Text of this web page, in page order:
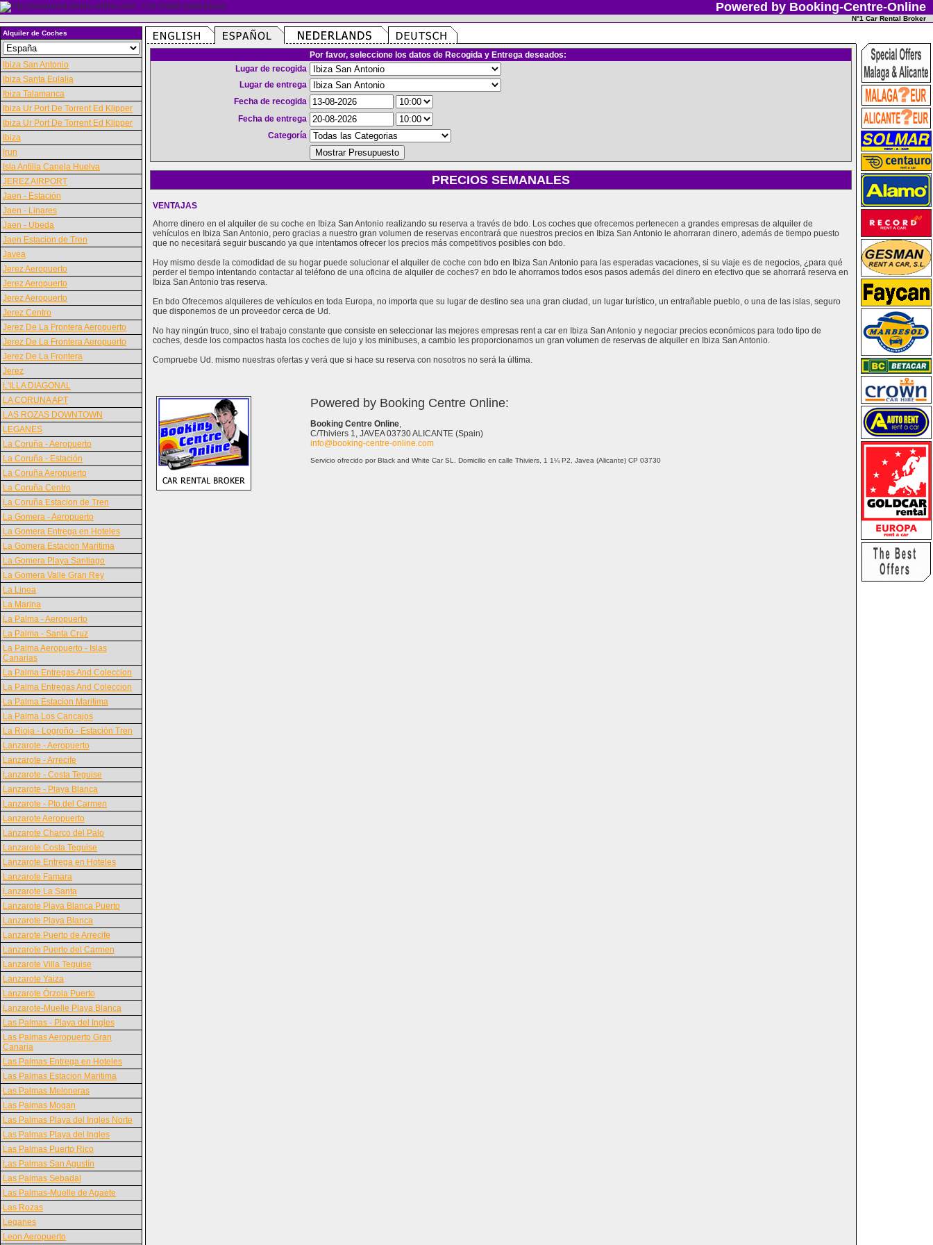
Powered by Booking-Centre-Online
N°1 Car Rental Broker
Alquiler de Coches
Ibiza San Antonio
Ibiza Santa Eulalia
Ibiza Talamanca
Ibiza Ur Port De Torrent Ed Klipper
Ibiza Ur Port De Torrent Ed Klipper
Ibiza
Irun
Isla Antilla Canela Huelva
JEREZ AIRPORT
Jaen - Estación
Jaen - Linares
Jaen - Ubeda
Jaen Estacion de Tren
Javea
Jerez Aeropuerto
Jerez Aeropuerto
Jerez Aeropuerto
Jerez Centro
Jerez De La Frontera Aeropuerto
Jerez De La Frontera Aeropuerto
Jerez De La Frontera
Jerez
L'ILLA DIAGONAL
LA CORUNA APT
LAS ROZAS DOWNTOWN
LEGANES
La Coruña - Aeropuerto
La Coruña - Estación
La Coruña Aeropuerto
La Coruña Centro
La Coruña Estacion de Tren
La Gomera - Aeropuerto
La Gomera Entrega en Hoteles
La Gomera Estacion Maritima
La Gomera Playa Santiago
La Gomera Valle Gran Rey
La Linea
La Marina
La Palma - Aeropuerto
La Palma - Santa Cruz
La Palma Aeropuerto - Islas
Canarias
La Palma Entregas And Coleccion
La Palma Entregas And Coleccion
La Palma Estacion Maritima
La Palma Los Cancajos
La Rioja - Logroño - Estación Tren
Lanzarote - Aeropuerto
Lanzarote - Arrecife
Lanzarote - Costa Teguise
Lanzarote - Playa Blanca
Lanzarote - Pto.del Carmen
Lanzarote Aeropuerto
Lanzarote Charco del Palo
Lanzarote Costa Teguise
Lanzarote Entrega en Hoteles
Lanzarote Famara
Lanzarote La Santa
Lanzarote Playa Blanca Puerto
Lanzarote Playa Blanca
Lanzarote Puerto de Arrecife
Lanzarote Puerto del Carmen
Lanzarote Villa Teguise
Lanzarote Yaiza
Lanzarote Órzola Puerto
Lanzarote-Muelle Playa Blanca
Las Palmas - Playa del Ingles
Las Palmas Aeropuerto Gran
Canaria
Las Palmas Entrega en Hoteles
Las Palmas Estacion Maritima
Las Palmas Meloneras
Las Palmas Mogan
Las Palmas Playa del Ingles Norte
Las Palmas Playa del Ingles
Las Palmas Puerto Rico
Las Palmas San Agustín
Las Palmas Sebadal
Las Palmas-Muelle de Agaete
Las Rozas
Leganes
Leon Aeropuerto
Por favor, seleccione los datos de Recogida y Entrega deseados:
Lugar de recogida
Lugar de entrega
Fecha de recogida
Fecha de entrega
Categoría
PRECIOS SEMANALES
VENTAJAS
Ahorre dinero en el alquiler de su coche en Ibiza San Antonio realizando su reserva a través de bdo. Los coches que ofrecemos pertenecen a grandes empresas de alquiler de
vehículos en Ibiza San Antonio, pero gracias a nuestro gran volumen de reservas encontrará que nuestros precios en Ibiza San Antonio le ahorraran dinero, además de tiempo puesto
que no necesitará seguir buscando ya que intentamos ofrecer los precios más competitivos posibles con bdo.
Hoy mismo desde la comodidad de su hogar puede solucionar el alquiler de coche con bdo en Ibiza San Antonio para las esperadas vacaciones, si su viaje es de negocios, ¿para qué
perder el tiempo intentando contactar al teléfono de una oficina de alquiler de coches? en bdo le ahorramos todos esos pasos además del dinero en efectivo que se ahorrará reserva en
Ibiza San Antonio tras reserva.
En bdo Ofrecemos alquileres de vehículos en toda Europa, no importa que su lugar de destino sea una gran ciudad, un lugar turístico, un entrañable pueblo, o una de las islas, seguro
que disponemos de un proveedor cerca de Ud.
No hay ningún truco, sino el trabajo constante que consiste en seleccionar las mejores empresas rent a car en Ibiza San Antonio y negociar precios económicos para todo tipo de
coches, desde los compactos hasta los coches de lujo y los minibuses, a cambio les proporcionamos un gran volumen de reservas de alquiler en Ibiza San Antonio.
Compruebe Ud. mismo nuestras ofertas y verá que si hace su reserva con nosotros no será la última.
Powered by Booking Centre Online:
Booking Centre Online,
C/Thiviers 1, JAVEA 03730 ALICANTE (Spain)
info@booking-centre-online.com
Servicio ofrecido por Black and White Car SL. Domicilio en calle Thiviers, 1 1¼ P2, Javea (Alicante) CP 03730